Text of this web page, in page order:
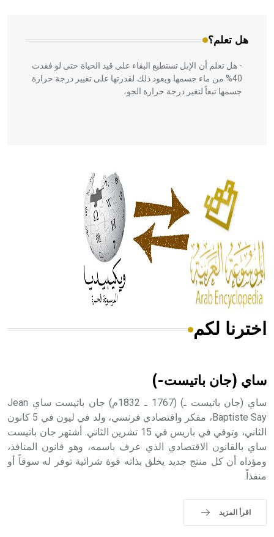
هل تعلم؟
- هل تعلم أن الإبل تستطيع البقاء على قيد الحياة حتى لو فقدت
40% من ماء جسمها ويعود ذلك لقدرتها على تغيير درجة حرارة
جسمها تبعاً لتغير درجة حرارة الجو،
الحكم، الأدلة، تنظيم التغذية، ورسالته في جروح الرأس. ويعود
له الفضل بأنه حرر الطب من الدين والفلسفة.
- هل تعلم أن المرجان إفراز حيواني يتكون في البحر ويتركب
من مادة كربونات الكلسيوم، وهو أحمر أو شديد الحمرة وهو
أجود أنواعه، ويمتاز بكبر الحجم ويسمى الش
هل تعلم أن الأبسيد كلمة فرنسية اللفظ تم اعتمادها مصطلحاً
- هل تعلم أن أبجر Abgar اسم معروف جيداً يعود إلى عدد من
الملوك الذين حكموا مدينة إديسا (الرها) من أبجر الأول وحتى
التاسع، وهم ينتسبون إلى أسرة أوسروين
اخترنا لكم
ساي (جان باتيست-)
ساي (جان باتيست ـ) (1767 ـ 1832م) جان باتيست ساي Jean
Baptiste Say، مفكر واقتصادي فرنسي، ولد في ليون في 5 كانون
الثاني، وتوفي في باريس في 15 تشرين الثاني. أشتهر جان باتيست
ساي بالقانون الاقتصادي الذي عرف باسمه، وهو قانون المنافذ،
ومؤداه أن كل منتج جديد يخلق بذاته قوة شرائية توفر له سوقاً أو
منفذاً.
اقرأ المزيد